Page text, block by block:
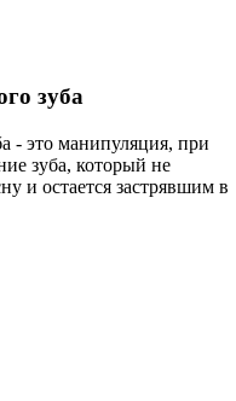
зуба
- это манипуляция, при
зуба, который не
и остается застрявшим в